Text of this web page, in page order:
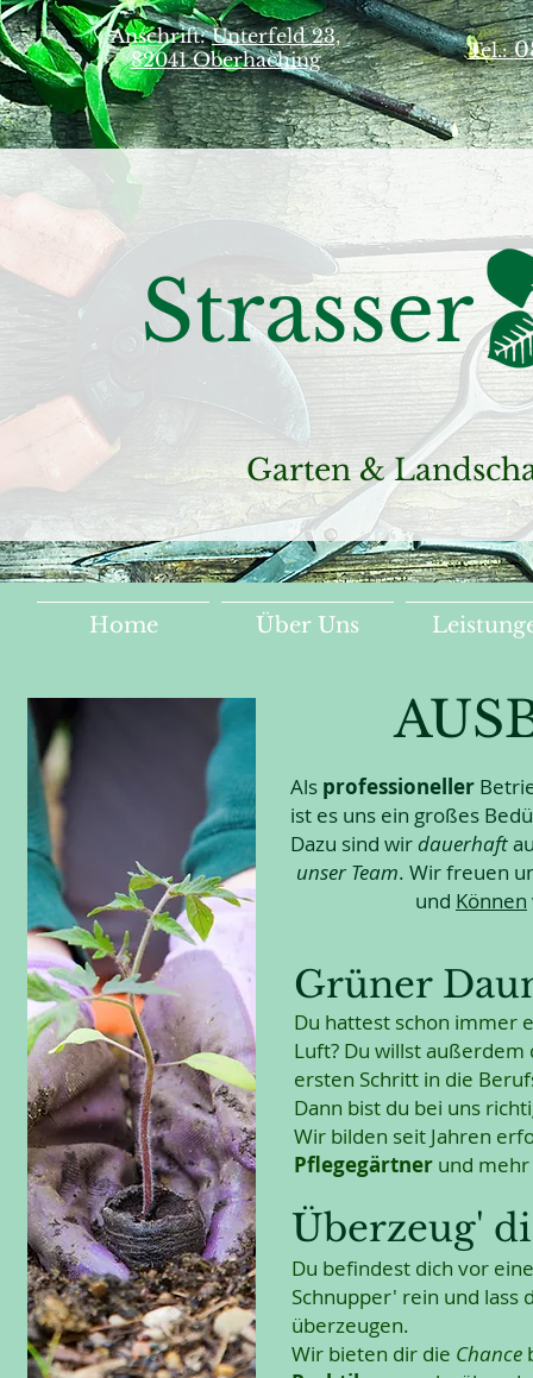
Anschrift:Unterfeld 23,
82041 Oberhaching
Tel.:
Strasser
Garten &
Home Über Uns
Als professioneller
ist es uns ein großes
Dazu sind wirdauerhaft
unser Team. Wir freuen
und Können
Grüner
Du hattest schon immer
Luft? Du willst
ersten Schritt in die
Dann bist du bei uns
Wir bilden seit Jahren
Pflegegärtner und mehr
Überzeug'
Du befindest dich vor
Schnupper' rein und lass
überzeugen.
Wir bieten dir die Chance